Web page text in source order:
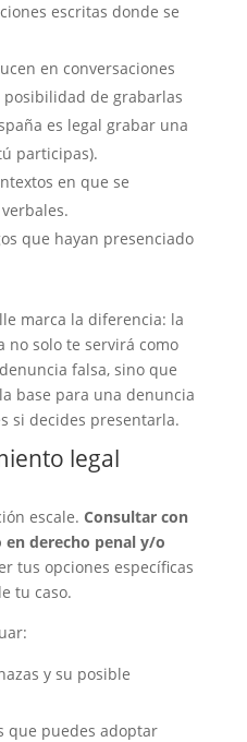
escritas donde se
en conversaciones
de grabarlas
es legal grabar una
participas).
en que se
que hayan presenciado
marca la diferencia: la
no solo te servirá como
falsa, sino que
base para una denuncia
si decides presentarla.
legal
escale. Consultar con
en derecho penal y/o
tus opciones específicas
tu caso.
y su posible
que puedes adoptar